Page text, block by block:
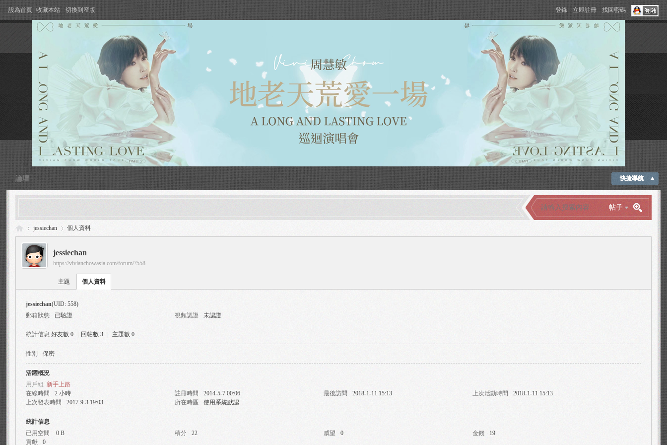
設為首頁 收藏本站 切換到窄版 登錄 立即註冊 找回密碼
快捷導航
論壇
帖子
›
jessiechan 個人資料
jessiechan
https://vivianchowasia.com/forum/?558
主題 個人資料
jessiechan(UID: 558)
郵箱狀態
已驗證 視頻認證 未認證
統計信息 好友數 0 回帖數 3 主題數 0
性別 保密
活躍概況
用戶組 新手上路
在線時間
2 小時 註冊時間 2014-5-7 00:06 最後訪問 2018-1-11 15:13 上次活動時間
2018-1-11 15:13
上次發表時間
2017-9-3 19:03 所在時區 使用系統默認
統計信息
已用空間
0 B 積分 22 威望 0 金錢
19
貢獻
0